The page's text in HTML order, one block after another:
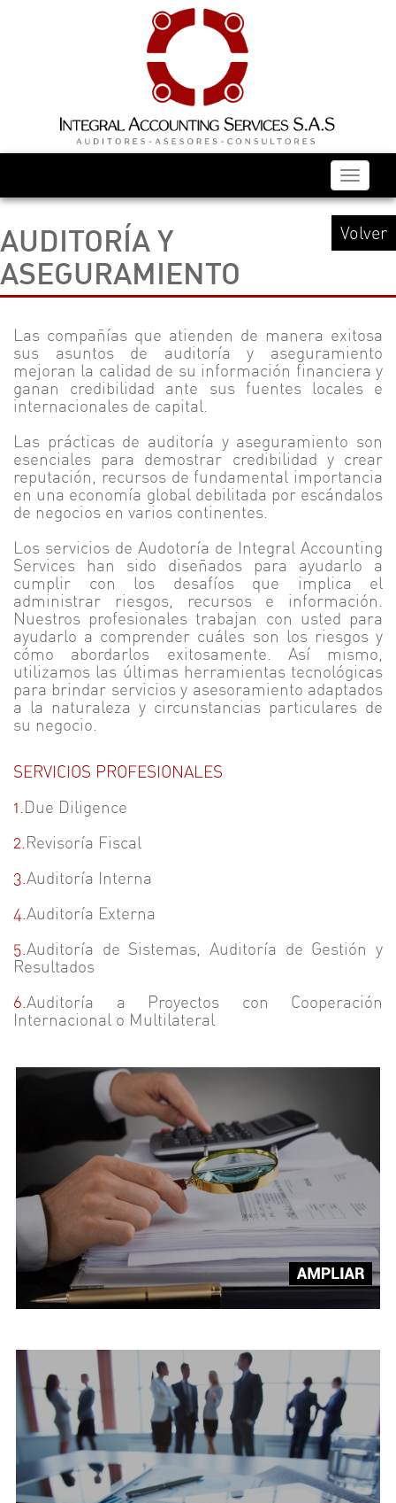
Menú
Volver
AUDITORÍA Y
ASEGURAMIENTO
Las compañías que atienden de manera exitosa
sus asuntos de auditoría y aseguramiento
mejoran la calidad de su información financiera y
ganan credibilidad ante sus fuentes locales e
internacionales de capital.
Las prácticas de auditoría y aseguramiento son
esenciales para demostrar credibilidad y crear
reputación, recursos de fundamental importancia
en una economía global debilitada por escándalos
de negocios en varios continentes.
Los servicios de Audotoría de Integral Accounting
Services han sido diseñados para ayudarlo a
cumplir con los desafíos que implica el
administrar riesgos, recursos e información.
Nuestros profesionales trabajan con usted para
ayudarlo a comprender cuáles son los riesgos y
cómo abordarlos exitosamente. Así mismo,
utilizamos las últimas herramientas tecnológicas
para brindar servicios y asesoramiento adaptados
a la naturaleza y circunstancias particulares de
su negocio.
SERVICIOS PROFESIONALES
1.Due Diligence
2.Revisoría Fiscal
3.Auditoría Interna
4.Auditoría Externa
5.Auditoría de Sistemas, Auditoría de Gestión y
Resultados
6.Auditoría a Proyectos con Cooperación
Internacional o Multilateral